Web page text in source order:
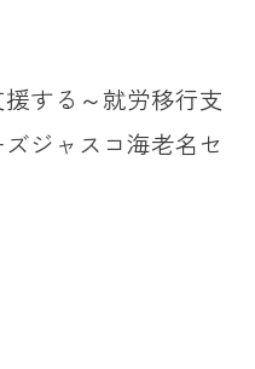
する～就労移行支
ジャスコ海老名セ